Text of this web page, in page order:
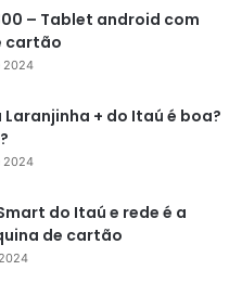
– Tablet android com
cartão
2024
+ do Itaú é boa?
2024
do Itaú e rede é a
de cartão